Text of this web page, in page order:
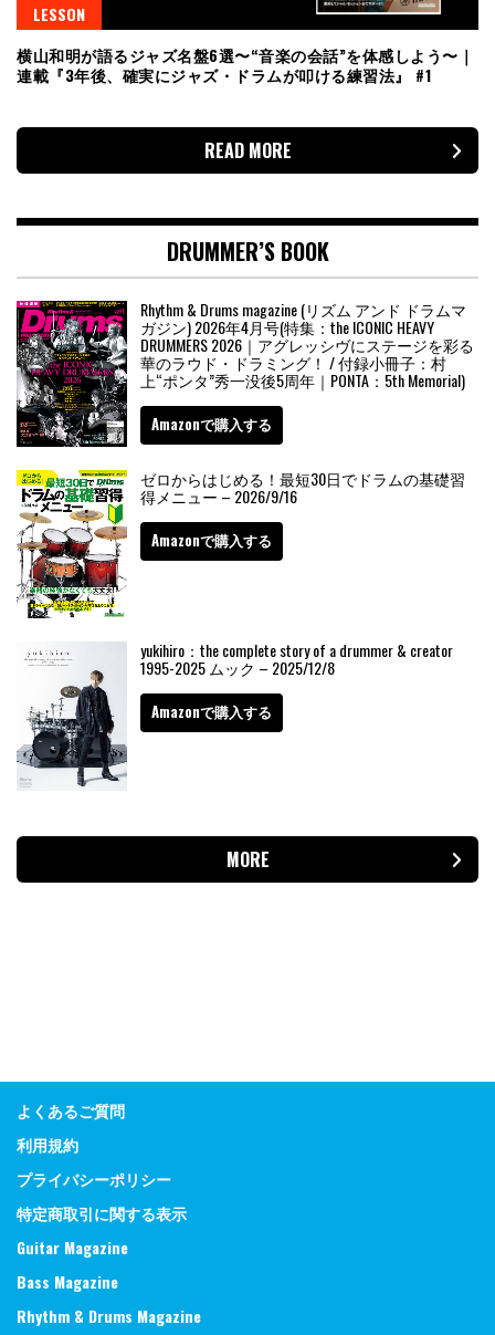
LESSON
横山和明が語るジャズ名盤6選〜“音楽の会話”を体感しよう〜｜
連載『3年後、確実にジャズ・ドラムが叩ける練習法』 #1
READ MORE
DRUMMER’S BOOK
Rhythm & Drums magazine (リズム アンド ドラムマ
ガジン) 2026年4月号(特集：the ICONIC HEAVY
DRUMMERS 2026｜アグレッシヴにステージを彩る
華のラウド・ドラミング！ / 付録小冊子：村
上“ポンタ”秀一没後5周年｜PONTA：5th Memorial)
Amazonで購入する
ゼロからはじめる！最短30日でドラムの基礎習
得メニュー – 2026/9/16
Amazonで購入する
yukihiro：the complete story of a drummer & creator
1995-2025 ムック – 2025/12/8
Amazonで購入する
MORE
よくあるご質問
利用規約
プライバシーポリシー
特定商取引に関する表示
Guitar Magazine
Bass Magazine
Rhythm & Drums Magazine